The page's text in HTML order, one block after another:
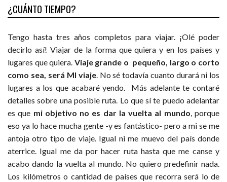
¿CUÁNTO TIEMPO?
Tengo hasta tres años completos para viajar. ¡Olé poder
decirlo así! Viajar de la forma que quiera y en los países y
lugares que quiera. Viaje grande o pequeño, largo o corto
como sea, será MI viaje. No sé todavía cuanto durará ni los
lugares a los que acabaré yendo. Más adelante te contaré
detalles sobre una posible ruta. Lo que sí te puedo adelantar
es que mi objetivo no es dar la vuelta al mundo, porque
eso ya lo hace mucha gente -y es fantástico- pero a mi se me
antoja otro tipo de viaje. Igual ni me muevo del país donde
aterrice. Igual me da por hacer ruta hasta que me canse y
acabo dando la vuelta al mundo. No quiero predefinir nada.
Los kilómetros o cantidad de países que recorra será lo de